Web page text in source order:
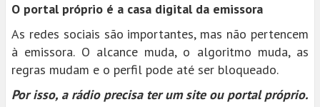
O portal próprio é a casa digital da emissora
As redes sociais são importantes, mas não pertencem
à emissora. O alcance muda, o algoritmo muda, as
regras mudam e o perfil pode até ser bloqueado.
Por isso, a rádio precisa ter um site ou portal próprio.